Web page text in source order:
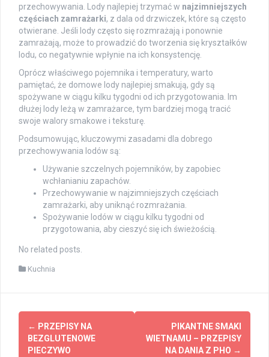
przechowywania. Lody najlepiej trzymać w najzimniejszych
częściach zamrażarki, z dala od drzwiczek, które są często
otwierane. Jeśli lody często się rozmrażają i ponownie
zamrażają, może to prowadzić do tworzenia się kryształków
lodu, co negatywnie wpłynie na ich konsystencję.
Oprócz właściwego pojemnika i temperatury, warto
pamiętać, że domowe lody najlepiej smakują, gdy są
spożywane w ciągu kilku tygodni od ich przygotowania. Im
dłużej lody leżą w zamrażarce, tym bardziej mogą tracić
swoje walory smakowe i teksturę.
Podsumowując, kluczowymi zasadami dla dobrego
przechowywania lodów są:
Używanie szczelnych pojemników, by zapobiec
wchłanianiu zapachów.
Przechowywanie w najzimniejszych częściach
zamrażarki, aby uniknąć rozmrażania.
Spożywanie lodów w ciągu kilku tygodni od
przygotowania, aby cieszyć się ich świeżością.
No related posts.
Kuchnia
Post
navigation
← PRZEPISY NA
BEZGLUTENOWE
PIECZYWO
PIKANTNE SMAKI
WIETNAMU – PRZEPISY
NA DANIA Z PHO →